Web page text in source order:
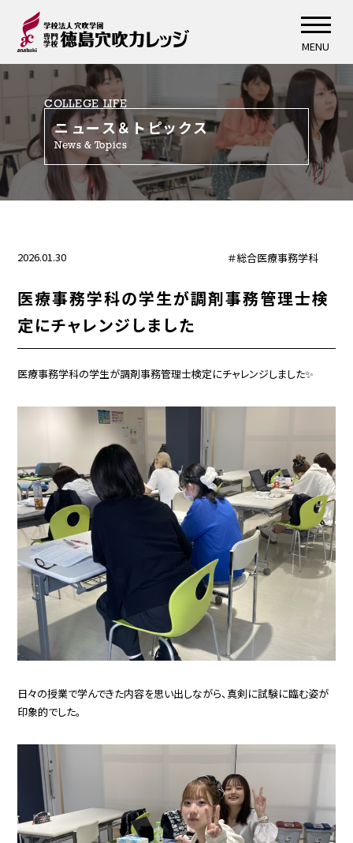
MENU
COLLEGE LIFE
ニュース＆トピックス
News & Topics
2026.01.30 ＃総合医療事務学科
医療事務学科の学生が調剤事務管理士検
定にチャレンジしました
医療事務学科の学生が調剤事務管理士検定にチャレンジしました✨
日々の授業で学んできた内容を思い出しながら、真剣に試験に臨む姿が
印象的でした。